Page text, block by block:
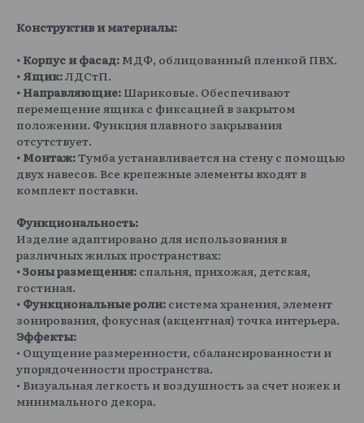
Конструктив и материалы:
• Корпус и фасад: МДФ, облицованный пленкой ПВХ.
• Ящик:ЛДСтП.
• Направляющие: Шариковые. Обеспечивают
перемещение ящика с фиксацией в закрытом
положении. Функция плавного закрывания
отсутствует.
• Монтаж:Тумба устанавливается на стену с помощью
двух навесов. Все крепежные элементы входят в
комплект поставки.
Функциональность:
Изделие адаптировано для использования в
различных жилых пространствах:
• Зоны размещения: спальня, прихожая, детская,
гостиная.
• Функциональные роли: система хранения, элемент
зонирования, фокусная (акцентная) точка интерьера.
Эффекты:
• Ощущение размеренности, сбалансированности и
упорядоченности пространства.
• Визуальная легкость и воздушность за счет ножек и
минимального декора.